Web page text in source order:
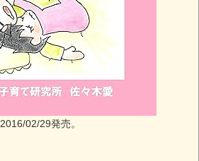
2016/02/29発売。